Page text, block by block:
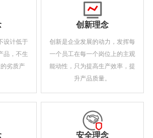
设计低于
品，不生
劣质产
创新理念
创新是企业发展的动力，发挥每
一个员工在每一个岗位上的主观
能动性，只为提高生产效率，提
升产品质量。
安全理念